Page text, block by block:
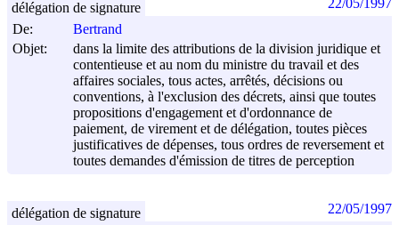
De:
Bertrand
Objet:
dans la limite des attributions de la division juridique et
contentieuse et au nom du ministre du travail et des
affaires sociales, tous actes, arrêtés, décisions ou
conventions, à l'exclusion des décrets, ainsi que toutes
propositions d'engagement et d'ordonnance de
paiement, de virement et de délégation, toutes pièces
justificatives de dépenses, tous ordres de reversement et
toutes demandes d'émission de titres de perception
délégation de signature 22/05/1997
délégation de signature 22/05/1997